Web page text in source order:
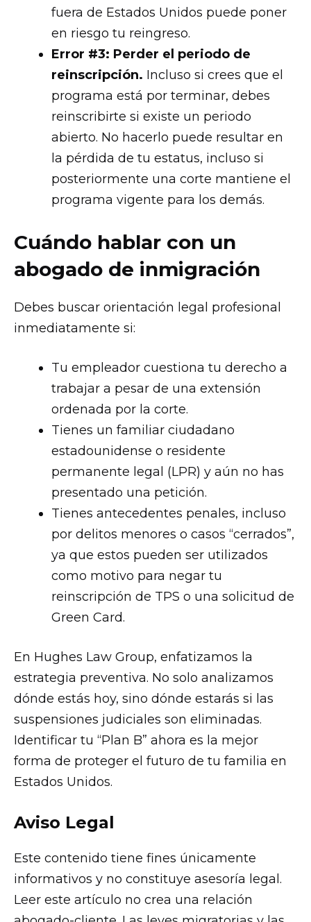
fuera de Estados Unidos puede poner
en riesgo tu reingreso.
Error #3: Perder el periodo de
reinscripción. Incluso si crees que el
programa está por terminar, debes
reinscribirte si existe un periodo
abierto. No hacerlo puede resultar en
la pérdida de tu estatus, incluso si
posteriormente una corte mantiene el
programa vigente para los demás.
Cuándo hablar con un
abogado de inmigración
Debes buscar orientación legal profesional
inmediatamente si:
Tu empleador cuestiona tu derecho a
trabajar a pesar de una extensión
ordenada por la corte.
Tienes un familiar ciudadano
estadounidense o residente
permanente legal (LPR) y aún no has
presentado una petición.
Tienes antecedentes penales, incluso
por delitos menores o casos “cerrados”,
ya que estos pueden ser utilizados
como motivo para negar tu
reinscripción de TPS o una solicitud de
Green Card.
En Hughes Law Group, enfatizamos la
estrategia preventiva. No solo analizamos
dónde estás hoy, sino dónde estarás si las
suspensiones judiciales son eliminadas.
Identificar tu “Plan B” ahora es la mejor
forma de proteger el futuro de tu familia en
Estados Unidos.
Aviso Legal
Este contenido tiene fines únicamente
informativos y no constituye asesoría legal.
Leer este artículo no crea una relación